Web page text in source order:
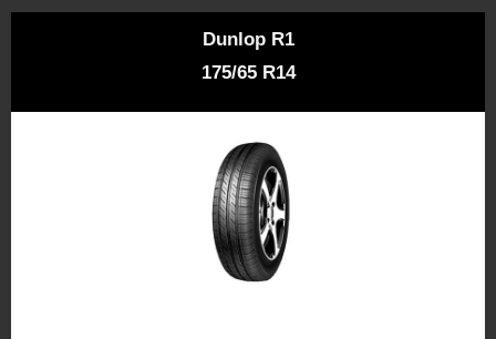
Dunlop R1
175/65 R14